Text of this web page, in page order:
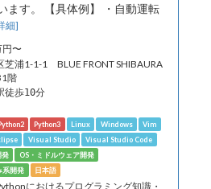
ます。 【具体例】 ・自動運転
細]
円〜
芝浦1-1-1 BLUE FRONT SHIBAURA
階
徒歩10分
Python3 Linux Windows
Vim
Visual Studio
Visual Studio Code
発
OS・ミドルウェア開発
系開発
日本語
におけるプログラミング知識・